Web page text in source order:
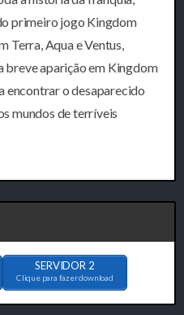
primeiro jogo Kingdom
Terra, Aqua e Ventus,
breve aparição em Kingdom
encontrar o desaparecido
mundos de terríveis
SERVIDOR 2
Clique para fazer download